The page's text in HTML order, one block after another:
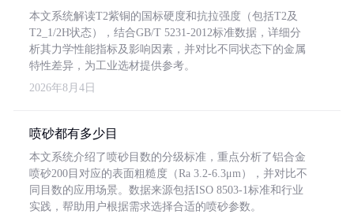
本文系统解读T2紫铜的国标硬度和抗拉强度（包括T2及
T2_1/2H状态），结合GB/T 5231-2012标准数据，详细分
析其力学性能指标及影响因素，并对比不同状态下的金属
特性差异，为工业选材提供参考。
2026年8月4日
喷砂都有多少目
本文系统介绍了喷砂目数的分级标准，重点分析了铝合金
喷砂200目对应的表面粗糙度（Ra 3.2-6.3μm），并对比不
同目数的应用场景。数据来源包括ISO 8503-1标准和行业
实践，帮助用户根据需求选择合适的喷砂参数。